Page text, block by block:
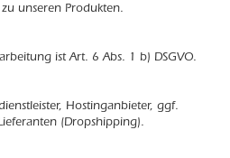
unseren Produkten.
ist Art. 6 Abs. 1 b) DSGVO.
Hostinganbieter, ggf.
(Dropshipping).